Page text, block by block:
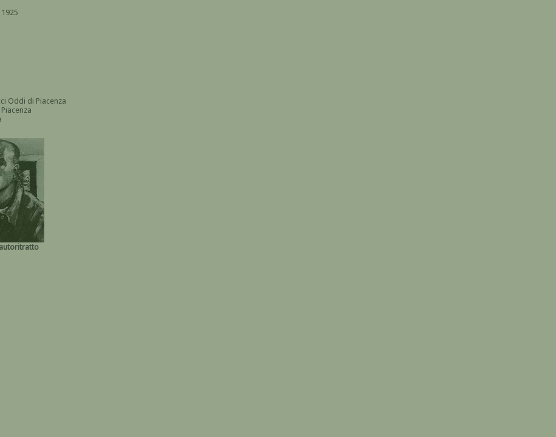
Oddi di Piacenza